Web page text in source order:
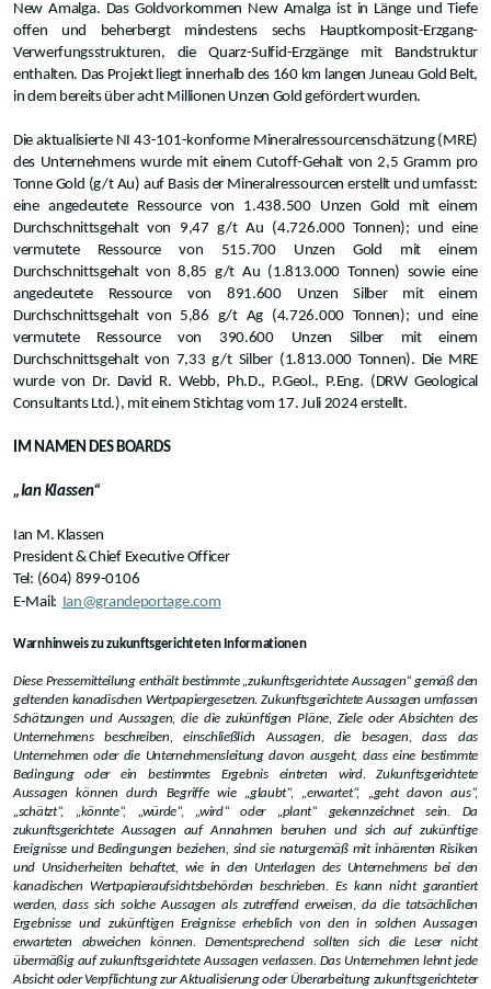
New Amalga. Das Goldvorkommen New Amalga ist in Länge und Tiefe
offen und beherbergt mindestens sechs Hauptkomposit-Erzgang-
Verwerfungsstrukturen, die Quarz-Sulfid-Erzgänge mit Bandstruktur
enthalten. Das Projekt liegt innerhalb des 160 km langen Juneau Gold Belt,
in dem bereits über acht Millionen Unzen Gold gefördert wurden.
Die aktualisierte NI 43-101-konforme Mineralressourcenschätzung (MRE)
des Unternehmens wurde mit einem Cutoff-Gehalt von 2,5 Gramm pro
Tonne Gold (g/t Au) auf Basis der Mineralressourcen erstellt und umfasst:
eine angedeutete Ressource von 1.438.500 Unzen Gold mit einem
Durchschnittsgehalt von 9,47 g/t Au (4.726.000 Tonnen); und eine
vermutete Ressource von 515.700 Unzen Gold mit einem
Durchschnittsgehalt von 8,85 g/t Au (1.813.000 Tonnen) sowie eine
angedeutete Ressource von 891.600 Unzen Silber mit einem
Durchschnittsgehalt von 5,86 g/t Ag (4.726.000 Tonnen); und eine
vermutete Ressource von 390.600 Unzen Silber mit einem
Durchschnittsgehalt von 7,33 g/t Silber (1.813.000 Tonnen). Die MRE
wurde von Dr. David R. Webb, Ph.D., P.Geol., P.Eng. (DRW Geological
Consultants Ltd.), mit einem Stichtag vom 17. Juli 2024 erstellt.
IM NAMEN DES BOARDS
„Ian Klassen“
Ian M. Klassen
President & Chief Executive Officer
Tel: (604) 899-0106
E-Mail: Ian@grandeportage.com
Warnhinweis zu zukunftsgerichteten Informationen
Diese Pressemitteilung enthält bestimmte „zukunftsgerichtete Aussagen“ gemäß den
geltenden kanadischen Wertpapiergesetzen. Zukunftsgerichtete Aussagen umfassen
Schätzungen und Aussagen, die die zukünftigen Pläne, Ziele oder Absichten des
Unternehmens beschreiben, einschließlich Aussagen, die besagen, dass das
Unternehmen oder die Unternehmensleitung davon ausgeht, dass eine bestimmte
Bedingung oder ein bestimmtes Ergebnis eintreten wird. Zukunftsgerichtete
Aussagen können durch Begriffe wie „glaubt“, „erwartet“, „geht davon aus“,
„schätzt“, „könnte“, „würde“, „wird“ oder „plant“ gekennzeichnet sein. Da
zukunftsgerichtete Aussagen auf Annahmen beruhen und sich auf zukünftige
Ereignisse und Bedingungen beziehen, sind sie naturgemäß mit inhärenten Risiken
und Unsicherheiten behaftet, wie in den Unterlagen des Unternehmens bei den
kanadischen Wertpapieraufsichtsbehörden beschrieben. Es kann nicht garantiert
werden, dass sich solche Aussagen als zutreffend erweisen, da die tatsächlichen
Ergebnisse und zukünftigen Ereignisse erheblich von den in solchen Aussagen
erwarteten abweichen können. Dementsprechend sollten sich die Leser nicht
übermäßig auf zukunftsgerichtete Aussagen verlassen. Das Unternehmen lehnt jede
Absicht oder Verpflichtung zur Aktualisierung oder Überarbeitung zukunftsgerichteter